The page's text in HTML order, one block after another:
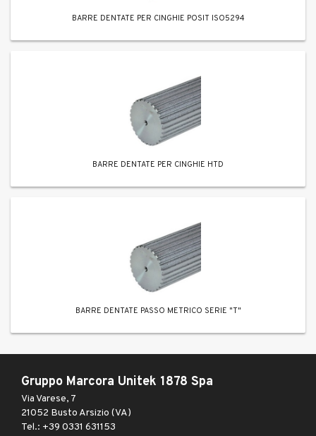
BARRE DENTATE PER CINGHIE POSIT ISO5294
BARRE DENTATE PER CINGHIE HTD
BARRE DENTATE PASSO METRICO SERIE "T"
Gruppo Marcora Unitek 1878 Spa
Via Varese, 7
21052 Busto Arsizio (VA)
Tel.: +39 0331 631153